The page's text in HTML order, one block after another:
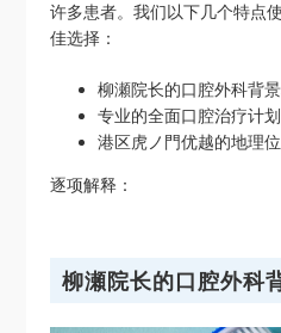
许多患者。我们以下几个特点
佳选择：
柳瀬院长的口腔外科背
专业的全面口腔治疗计划
港区虎ノ門优越的地理
逐项解释：
柳瀬院长的口腔外科